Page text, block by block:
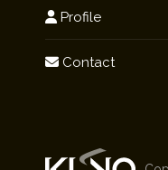
Profile
Contact